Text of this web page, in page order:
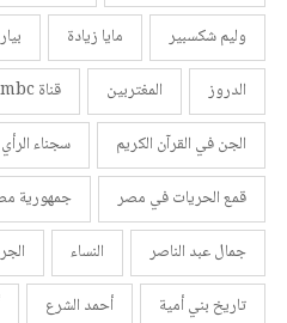
وليم شكسبير
مايا زيادة
الدروز
المغتربين قناة mbc
الجن في القرآن الكريم
سجناء
قمع الحريات في مصر
جمهورية
جمال عبد الناصر
النساء
تاريخ بني أمية
أحمد الشرع